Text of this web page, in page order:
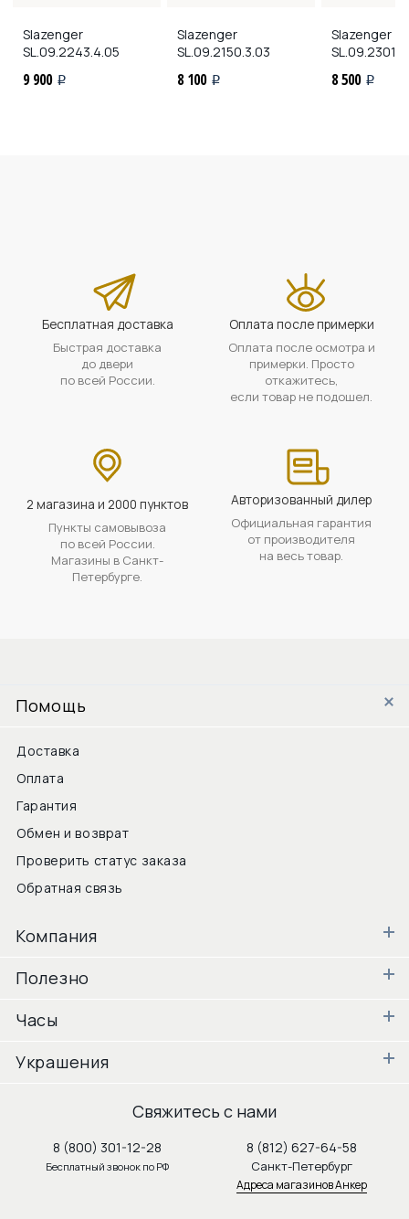
Slazenger
SL.09.2243.4.05
9 900 i
Slazenger
SL.09.2150.3.03
8 100 i
Slazenger
8 500 i
Бесплатная доставка
Быстрая доставка
до двери
по всей России.
Оплата после примерки
Оплата после осмотра и
примерки. Просто
откажитесь,
если товар не подошел.
2 магазина и 2000 пунктов
Пункты самовывоза
по всей России.
Магазины в Санкт-
Петербурге.
Авторизованный дилер
Официальная гарантия
от производителя
на весь товар.
Помощь
Доставка
Оплата
Гарантия
Обмен и возврат
Проверить статус заказа
Обратная связь
Компания
Полезно
Часы
Украшения
Свяжитесь с нами
8 (800) 301-12-28
Бесплатный звонок по РФ
8 (812) 627-64-58
Санкт-Петербург
Адреса магазинов Анкер